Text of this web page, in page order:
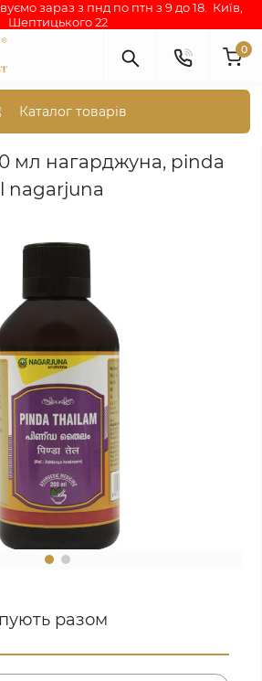
зараз з пнд по птн з 9 до 18. Київ,
Шептицького 22
0
Каталог товарів
товарів АЮРВЕДИЧНА
мл нагарджуна, pinda
nagarjuna
разом